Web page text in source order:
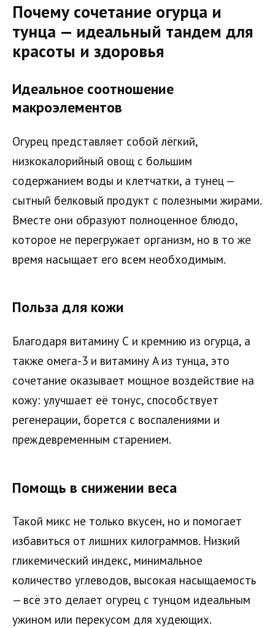
Почему сочетание огурца и
тунца — идеальный тандем для
красоты и здоровья
Идеальное соотношение
макроэлементов
Огурец представляет собой лёгкий,
низкокалорийный овощ с большим
содержанием воды и клетчатки, а тунец —
сытный белковый продукт с полезными жирами.
Вместе они образуют полноценное блюдо,
которое не перегружает организм, но в то же
время насыщает его всем необходимым.
Польза для кожи
Благодаря витамину С и кремнию из огурца, а
также омега-3 и витамину A из тунца, это
сочетание оказывает мощное воздействие на
кожу: улучшает её тонус, способствует
регенерации, борется с воспалениями и
преждевременным старением.
Помощь в снижении веса
Такой микс не только вкусен, но и помогает
избавиться от лишних килограммов. Низкий
гликемический индекс, минимальное
количество углеводов, высокая насыщаемость
— всё это делает огурец с тунцом идеальным
ужином или перекусом для худеющих.